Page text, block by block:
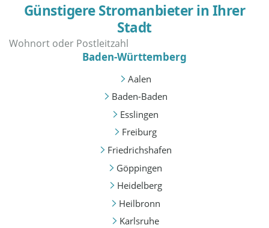
Günstigere Stromanbieter in Ihrer
Stadt
Baden-Württemberg
Aalen
Baden-Baden
Esslingen
Freiburg
Friedrichshafen
Göppingen
Heidelberg
Heilbronn
Karlsruhe